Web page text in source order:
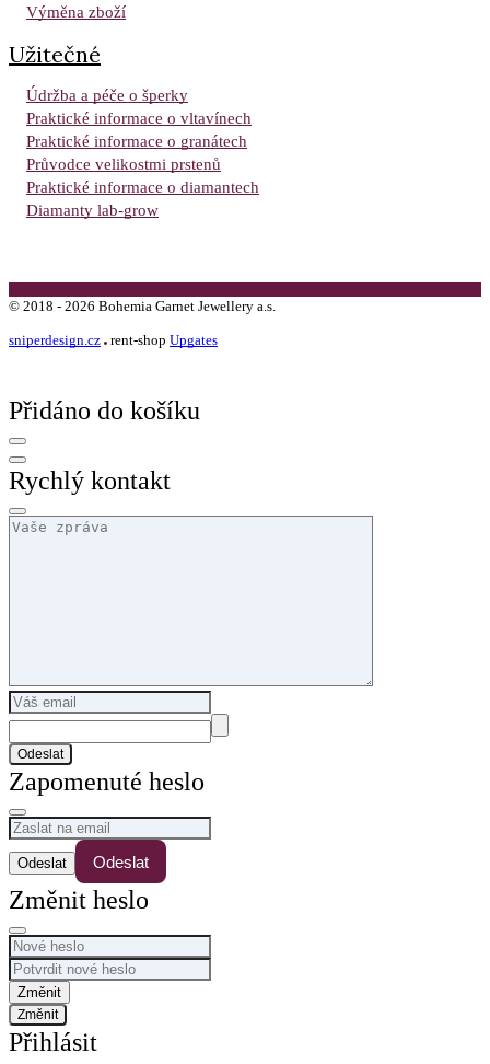
Výměna zboží
Užitečné
Údržba a péče o šperky
Praktické informace o vltavínech
Praktické informace o granátech
Průvodce velikostmi prstenů
Praktické informace o diamantech
Diamanty lab-grow
© 2018 - 2026 Bohemia Garnet Jewellery a.s.
sniperdesign.cz rent-shop Upgates
Přidáno do košíku
Rychlý kontakt
Odeslat
Zapomenuté heslo
Odeslat
Změnit heslo
Změnit
Přihlásit